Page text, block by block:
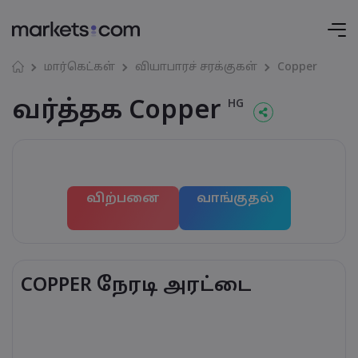
மார்கெட்கள் வியாபாரச் சரக்குகள் Copper
வர்த்தக Copper HG
விற்பனை வாங்குதல்
COPPER நேரடி அரட்டை